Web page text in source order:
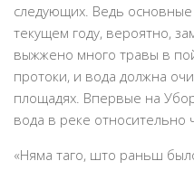
следующих. Ведь
текущем году, вероятно,
выжжено много травы в
протоки, и вода должна
площадях. Впервые на
вода в реке относительно
«Няма таго, што раньш